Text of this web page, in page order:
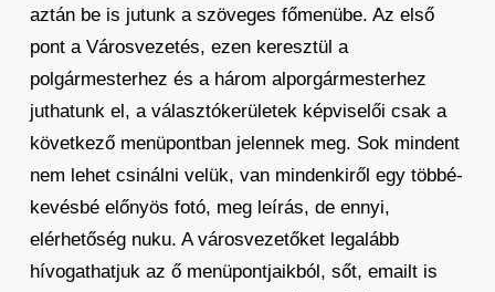
aztán be is jutunk a szöveges főmenübe. Az első
pont a Városvezetés, ezen keresztül a
polgármesterhez és a három alporgármesterhez
juthatunk el, a választókerületek képviselői csak a
következő menüpontban jelennek meg. Sok mindent
nem lehet csinálni velük, van mindenkiről egy többé-
kevésbé előnyös fotó, meg leírás, de ennyi,
elérhetőség nuku. A városvezetőket legalább
hívogathatjuk az ő menüpontjaikból, sőt, emailt is